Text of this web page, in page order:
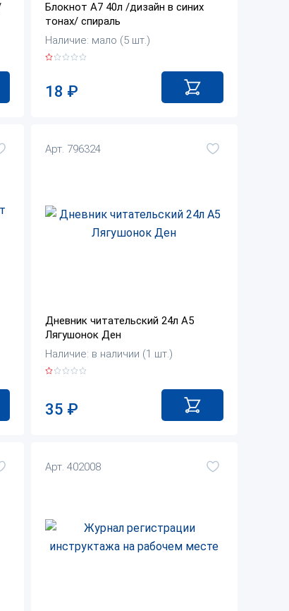
Блокнот А7 40л /дизайн в синих
тонах/ спираль
Наличие: мало (5 шт.)
18 ₽
Арт. 796324
Дневник читательский 24л А5
Лягушонок Ден
Наличие: в наличии (1 шт.)
35 ₽
Арт. 402008